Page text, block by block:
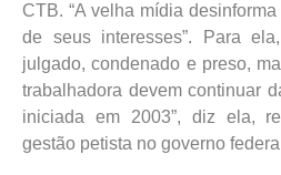
CTB. “A velha mídia
de seus interesses”. Para
julgado, condenado e preso,
trabalhadora devem continuar
iniciada em 2003”, diz ela,
gestão petista no governo